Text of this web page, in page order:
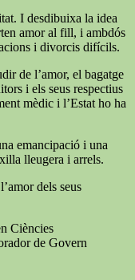
I desdibuixa la idea
amor al fill, i ambdós
i divorcis difícils.
de l’amor, el bagatge
i els seus respectius
mèdic i l’Estat ho ha
emancipació i una
lleugera i arrels.
dels seus
Ciències
de Govern